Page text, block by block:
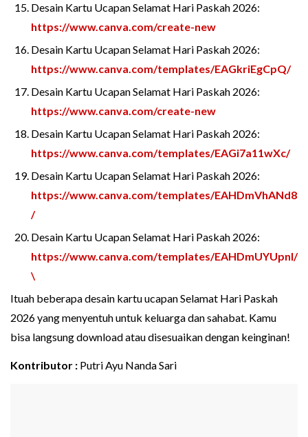
Desain Kartu Ucapan Selamat Hari Paskah 2026:
https://www.canva.com/create-new
Desain Kartu Ucapan Selamat Hari Paskah 2026:
https://www.canva.com/templates/EAGkriEgCpQ/
Desain Kartu Ucapan Selamat Hari Paskah 2026:
https://www.canva.com/create-new
Desain Kartu Ucapan Selamat Hari Paskah 2026:
https://www.canva.com/templates/EAGi7a11wXc/
Desain Kartu Ucapan Selamat Hari Paskah 2026:
https://www.canva.com/templates/EAHDmVhANd8
/
Desain Kartu Ucapan Selamat Hari Paskah 2026:
https://www.canva.com/templates/EAHDmUYUpnI/
\
Ituah beberapa desain kartu ucapan Selamat Hari Paskah
2026 yang menyentuh untuk keluarga dan sahabat. Kamu
bisa langsung download atau disesuaikan dengan keinginan!
Kontributor : Putri Ayu Nanda Sari